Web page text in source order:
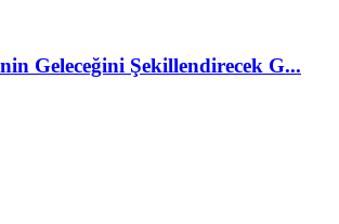
Geleceğini Şekillendirecek G...